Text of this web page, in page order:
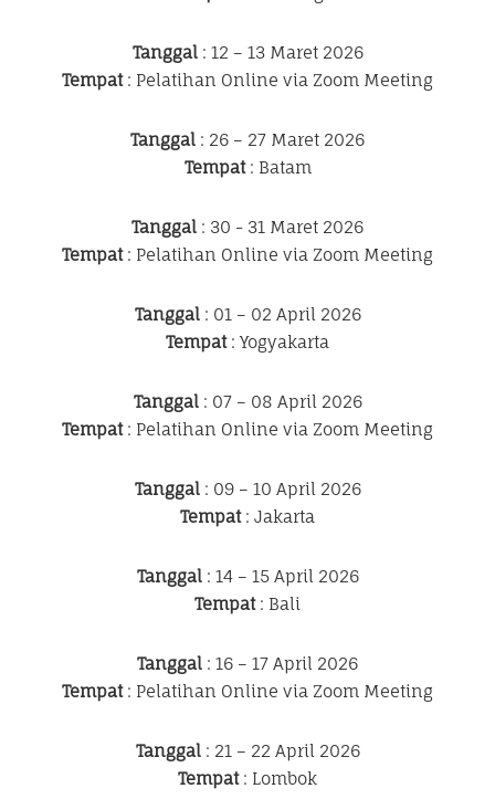
Tanggal: 12 – 13 Maret 2026
Tempat: Pelatihan Online via Zoom Meeting
Tanggal : 26 – 27 Maret 2026
Tempat: Batam
Tanggal : 30 - 31 Maret 2026
Tempat: Pelatihan Online via Zoom Meeting
Tanggal: 01 – 02 April 2026
Tempat: Yogyakarta
Tanggal: 07 – 08 April 2026
Tempat: Pelatihan Online via Zoom Meeting
Tanggal: 09 – 10 April 2026
Tempat: Jakarta
Tanggal: 14 – 15 April 2026
Tempat: Bali
Tanggal : 16 – 17 April 2026
Tempat: Pelatihan Online via Zoom Meeting
Tanggal: 21 – 22 April 2026
Tempat: Lombok